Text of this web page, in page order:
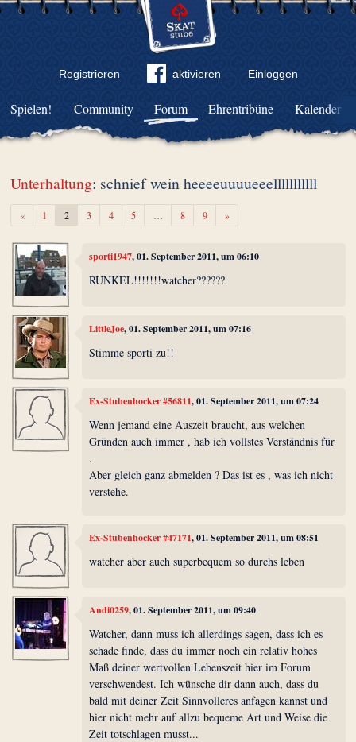
Registrieren aktivieren Einloggen
Community Forum Ehrentribüne Kalender
Spielen!
Unterhaltung: schnief wein heeeeuuuueeelllllllllll
«Zurück1 2 3 4 5 … 8 9 »Weiter
sporti1947, 01. September 2011, um 06:10
RUNKEL!!!!!!!watcher??????
LittleJoe, 01. September 2011, um 07:16
Stimme sporti zu!!
Ex-Stubenhocker #56811, 01. September 2011, um 07:24
Wenn jemand eine Auszeit braucht, aus welchen
Gründen auch immer , hab ich vollstes Verständnis für
.
Aber gleich ganz abmelden ? Das ist es , was ich nicht
verstehe.
Ex-Stubenhocker #47171, 01. September 2011, um 08:51
watcher aber auch superbequem so durchs leben
Andi0259, 01. September 2011, um 09:40
Watcher, dann muss ich allerdings sagen, dass ich es
schade finde, dass du immer noch ein relativ hohes
Maß deiner wertvollen Lebenszeit hier im Forum
verschwendest. Ich wünsche dir dann auch, dass du
bald mit deiner Zeit Sinnvolleres anfagen kannst und
hier nicht mehr auf allzu bequeme Art und Weise die
Zeit totschlagen musst...